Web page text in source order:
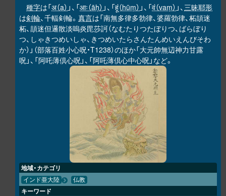
種字は「अ（a） 」、「आः（āḥ） 」、「हूं（hūṃ） 」、「वं（vaṃ） 」、三昧耶形
は剣輪、千輻剣輪。 真言は「南無多律多勃律、婆羅勃律、柘頡迷
柘、頡迷但邏散淡嗚炎毘莎訶（なむたりつたぼりつ、ばらぼり
つ、しゃきつめいしゃ、きつめいたらさんたんめいえんびそわ
か）」（部落百姓小心呪・T1238）のほか「大元帥無辺神力甘露
呪」、「阿吒薄倶心呪」、「阿吒薄倶心中心呪」など。
地域・カテゴリ
インド亜大陸 仏教
キーワード